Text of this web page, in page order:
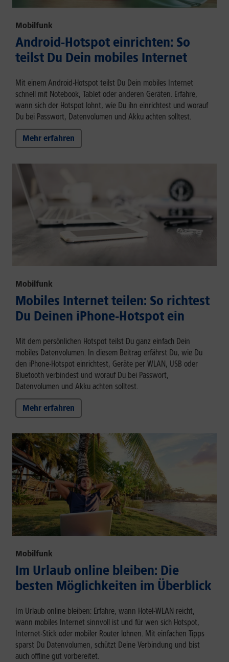
Mobilfunk
Android-Hotspot einrichten: So
teilst Du Dein mobiles Internet
Mit einem Android-Hotspot teilst Du Dein mobiles Internet
schnell mit Notebook, Tablet oder anderen Geräten. Erfahre,
wann sich der Hotspot lohnt, wie Du ihn einrichtest und worauf
Du bei Passwort, Datenvolumen und Akku achten solltest.
Mehr erfahren
Mobilfunk
Mobiles Internet teilen: So richtest
Du Deinen iPhone-Hotspot ein
Mit dem persönlichen Hotspot teilst Du ganz einfach Dein
mobiles Datenvolumen. In diesem Beitrag erfährst Du, wie Du
den iPhone-Hotspot einrichtest, Geräte per WLAN, USB oder
Bluetooth verbindest und worauf Du bei Passwort,
Datenvolumen und Akku achten solltest.
Mehr erfahren
Mobilfunk
Im Urlaub online bleiben: Die
besten Möglichkeiten im Überblick
Im Urlaub online bleiben: Erfahre, wann Hotel-WLAN reicht,
wann mobiles Internet sinnvoll ist und für wen sich Hotspot,
Internet-Stick oder mobiler Router lohnen. Mit einfachen Tipps
sparst Du Datenvolumen, schützt Deine Verbindung und bist
auch offline gut vorbereitet.